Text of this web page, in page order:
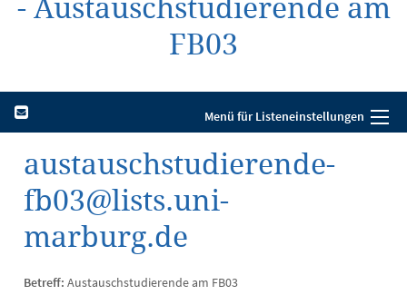
- Austauschstudierende am
FB03
Menü für Listeneinstellungen
austauschstudierende-
fb03@lists.uni-
marburg.de
Betreff: Austauschstudierende am FB03